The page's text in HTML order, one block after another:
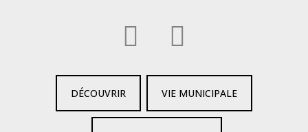
DÉCOUVRIR VIE MUNICIPALE